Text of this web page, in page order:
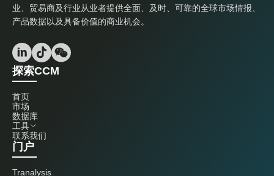
业、贸易商及行业从业者提供全面、及时、可靠的全球市场情报、
产品数据以及具备价值的商业机会。
探索CCM
首页
市场
数据库
工具
联系我们
门户
Tranalysis